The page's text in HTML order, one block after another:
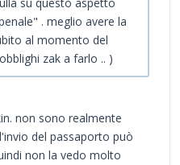
. meglio avere la
al momento del
zak a farlo .. )
non sono realmente
del passaporto può
non la vedo molto